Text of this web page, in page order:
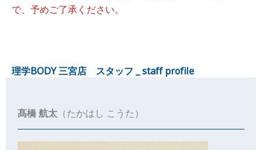
で、予めご了承ください。
理学BODY 三宮店 スタッフ _ staff profile
髙橋 航太 （たかはし こうた）